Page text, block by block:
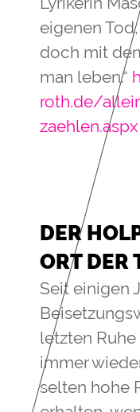
eigenen
doch mit
man leben.“
roth.de/
zaehlen.aspx
DER
ORT DER
Seit einigen
letzten
immer
selten hohe